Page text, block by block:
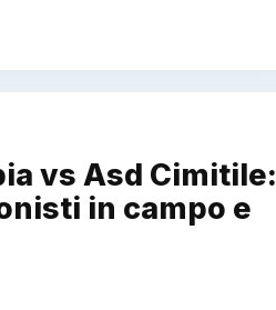
vs Asd Cimitile:
in campo e